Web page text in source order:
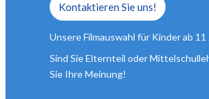
Kontaktieren Sie uns!
Unsere Filmauswahl für Kinder ab
Sind Sie Elternteil oder
Sie Ihre Meinung!